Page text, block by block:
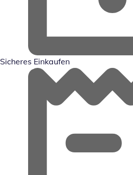
Sicheres Einkaufen